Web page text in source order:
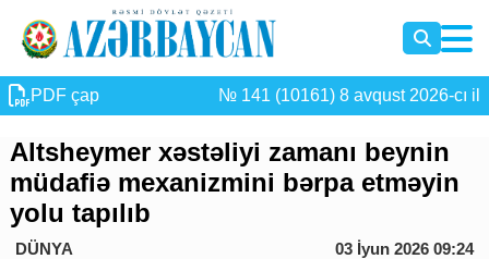
PDF çap № 141 (10161) 8 avqust 2026-cı il
Altsheymer xəstəliyi zamanı beynin
müdafiə mexanizmini bərpa etməyin
yolu tapılıb
DÜNYA 03 İyun 2026 09:24